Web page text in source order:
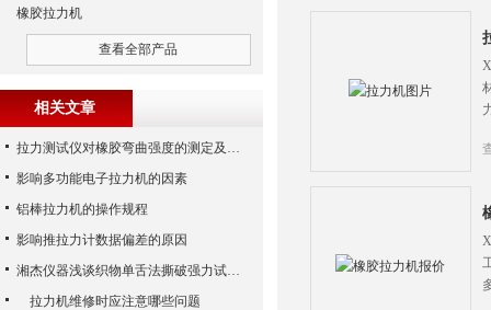
橡胶拉力机
查看全部产品
相关文章
拉力测试仪对橡胶弯曲强度的测定及橡胶试样要求概述：
影响多功能电子拉力机的因素
铝棒拉力机的操作规程
影响推拉力计数据偏差的原因
湘杰仪器浅谈织物单舌法撕破强力试验方法
拉力机维修时应注意哪些问题